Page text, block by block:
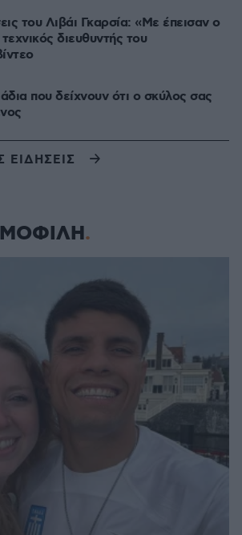
του Λιβάι Γκαρσία: «Με έπεισαν ο
διευθυντής του
που δείχνουν ότι ο σκύλος σας
ΕΙΔΗΣΕΙΣ